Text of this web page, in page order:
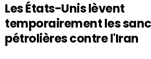
Les États-Unis lèvent
temporairement les
pétrolières contre l'Iran